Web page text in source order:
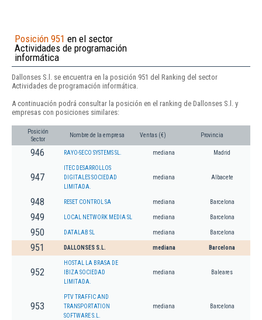
Posición 951 en el sector
Actividades de programación
informática
Dallonses S.l. se encuentra en la posición 951 del Ranking del sector
Actividades de programación informática.
A continuación podrá consultar la posición en el ranking de Dallonses S.l. y
empresas con posiciones similares:
Posición
Sector
Nombre de la empresa Ventas (€) Provincia
946 RAYO-SECO SYSTEMS SL. mediana Madrid
947
ITEC DESARROLLOS
DIGITALES SOCIEDAD
LIMITADA.
mediana Albacete
948 RESET CONTROL SA mediana Barcelona
949 LOCAL NETWORK MEDIA SL mediana Barcelona
950 DATALAB SL mediana Barcelona
951 DALLONSES S.L. mediana Barcelona
952
HOSTAL LA BRASA DE
IBIZA SOCIEDAD
LIMITADA.
mediana Baleares
953
PTV TRAFFIC AND
TRANSPORTATION
SOFTWARE S.L.
mediana Barcelona